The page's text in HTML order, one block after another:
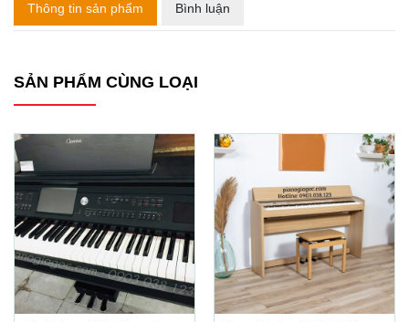
Thông tin sản phẩm Bình luận
SẢN PHẨM CÙNG LOẠI